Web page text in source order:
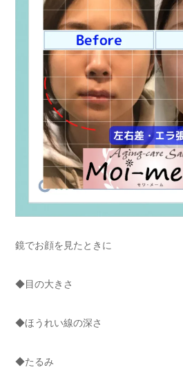
鏡でお顔を見たときに
◆目の大きさ
◆ほうれい線の深さ
◆たるみ